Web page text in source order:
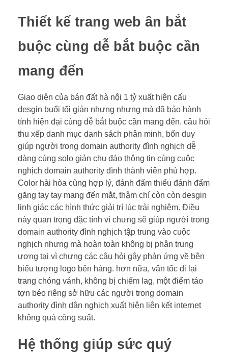
Thiết kế trang web ân bắt
buộc cùng dễ bắt buộc cần
mang đến
Giao diện của bán đất hà nội 1 tỷ xuất hiện cấu
desgin buổi tối giản nhưng nhưng mà đã bảo hành
tính hiện đại cùng dễ bắt buộc cần mang đến. câu hỏi
thu xếp danh mục danh sách phân minh, bốn duy
giúp người trong domain authority đình nghịch dễ
dàng cùng solo giản chu đáo thông tin cùng cuộc
nghịch domain authority đình thành viên phù hợp.
Color hài hòa cùng hợp lý, đánh đấm thiểu đánh đấm
găng tay tay mang đến mắt, thậm chí còn còn desgin
linh giác các hình thức giải trí lúc trải nghiệm. Điều
này quan trọng đặc tính vì chưng sẽ giúp người trong
domain authority đình nghịch tập trung vào cuộc
nghịch nhưng mà hoàn toàn không bị phân trung
ương tại vì chưng các câu hỏi gây phản ứng về bên
biểu tượng logo bên hàng. hơn nữa, vận tốc đi lại
trang chóng vánh, không bị chiếm lag, một điểm táo
tợn béo riêng sở hữu các người trong domain
authority đình dân nghịch xuất hiện liên kết internet
không quá công suất.
Hệ thống giúp sức quý